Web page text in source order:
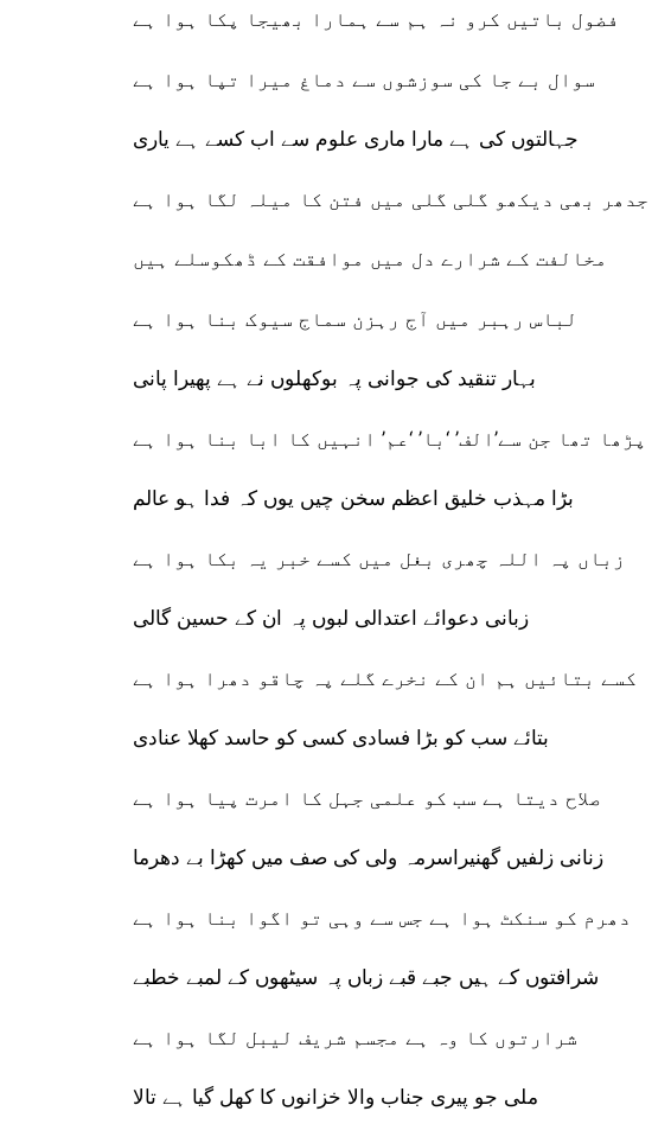
فضول باتیں کرو نہ ہم سے ہمارا بھیجا پکا ہوا ہے
سوال بے جا کی سوزشوں سے دماغ میرا تپا ہوا ہے
جہالتوں کی ہے مارا ماری علوم سے اب کسے ہے یاری
جدھر بھی دیکھو گلی گلی میں فتن کا میلہ لگا ہوا ہے
مخالفت کے شرارے دل میں موافقت کے ڈھکوسلے ہیں
لباس رہبر میں آج رہزن سماج سیوک بنا ہوا ہے
بہار تنقید کی جوانی پہ بوکھلوں نے ہے پھیرا پانی
پڑھا تھا جن سے’الف’ ‘با’ ‘عم’ انہیں کا ابا بنا ہوا ہے
بڑا مہذب خلیق اعظم سخن چیں یوں کہ فدا ہو عالم
زباں پہ اللہ چھری بغل میں کسے خبر یہ بکا ہوا ہے
زبانی دعوائے اعتدالی لبوں پہ ان کے حسین گالی
کسے بتائیں ہم ان کے نخرے گلے پہ چاقو دھرا ہوا ہے
بتائے سب کو بڑا فسادی کسی کو حاسد کھلا عنادی
صلاح دیتا ہے سب کو علمی جہل کا امرت پیا ہوا ہے
زنانی زلفیں گھنیراسرمہ ولی کی صف میں کھڑا بے دھرما
دھرم کو سنکٹ ہوا ہے جس سے وہی تو اگوا بنا ہوا ہے
شرافتوں کے ہیں جبے قبے زباں پہ سیٹھوں کے لمبے خطبے
شرارتوں کا وہ ہے مجسم شریف لیبل لگا ہوا ہے
ملی جو پیری جناب والا خزانوں کا کھل گیا ہے تالا